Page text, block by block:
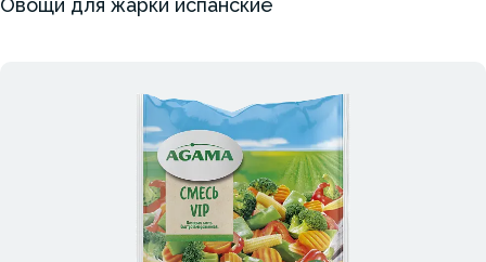
Овощи для жарки испанские